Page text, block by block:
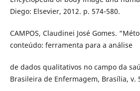
Diego: Elsevier, 2012. p. 574-580.
CAMPOS, Claudinei José Gomes.
conteúdo: ferramenta para a análise
de dados qualitativos no campo da
Brasileira de Enfermagem, Brasília, v.